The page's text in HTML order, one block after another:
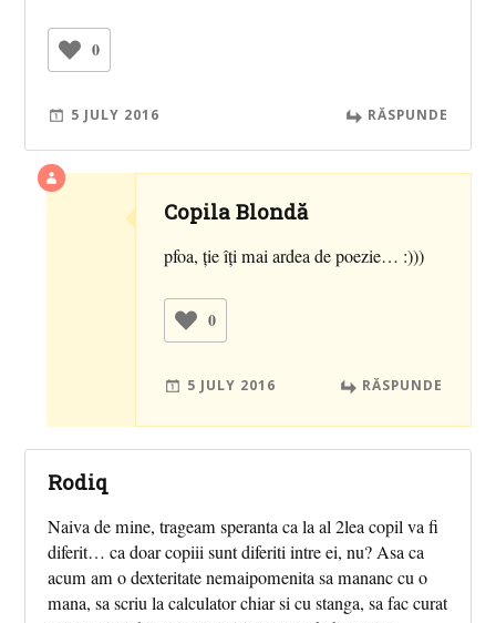
0
5 JULY 2016 RĂSPUNDE
Copila Blondă
pfoa, ţie îţi mai ardea de poezie… :)))
0
5 JULY 2016 RĂSPUNDE
Rodiq
Naiva de mine, trageam speranta ca la al 2lea copil va fi
diferit… ca doar copiii sunt diferiti intre ei, nu? Asa ca
acum am o dexteritate nemaipomenita sa mananc cu o
mana, sa scriu la calculator chiar si cu stanga, sa fac curat